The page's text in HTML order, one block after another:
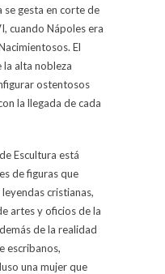
se gesta en corte de
cuando Nápoles era
El
alta nobleza
ostentosos
la llegada de cada
Escultura está
de figuras que
cristianas,
artes y oficios de la
de la realidad
escribanos,
una mujer que